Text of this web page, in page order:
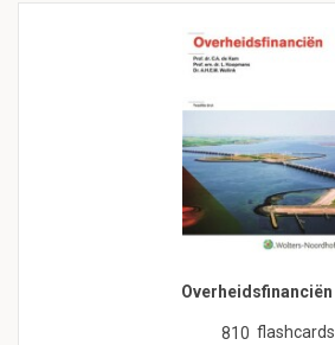
Overheidsfinanciën
810 flashcards